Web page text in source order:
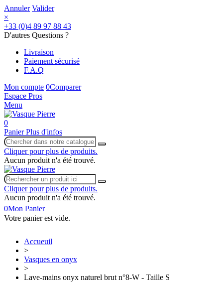
Annuler Valider
×
+33 (0)4 89 97 88 43
D'autres Questions ?
Livraison
Paiement sécurisé
F.A.Q
Mon compte 0Comparer
Espace Pros
Menu
0
Panier Plus d'infos
Cliquer pour plus de produits.
Aucun produit n'a été trouvé.
Cliquer pour plus de produits.
Aucun produit n'a été trouvé.
0Mon Panier
Votre panier est vide.
Accueuil
>
Vasques en onyx
>
Lave-mains onyx naturel brut n°8-W - Taille S